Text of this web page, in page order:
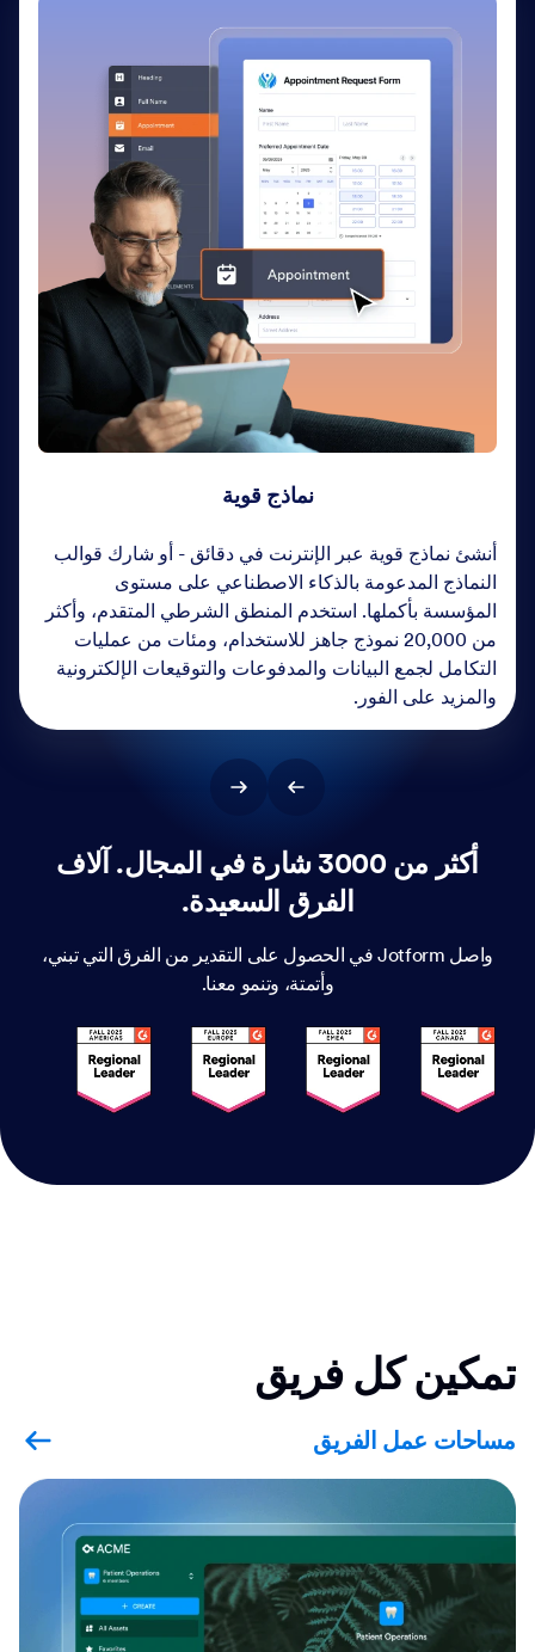
سير العمل
حوّل العمليات الورقية إلى تجارب آلية وآمنة. استخدم
النماذج الإلكترونية والتدفقات القابلة للتخصيص لتعيين
المهام وإرسال رسائل البريد الإلكتروني وتذليل العقبات دون
الحاجة إلى برمجة.
أكثر من 3000 شارة في المجال. آلاف
الفرق السعيدة.
واصل Jotform في الحصول على التقدير من الفرق التي تبني،
وأتمتة، وتنمو معنا.
تمكين كل فريق
مساحات عمل الفريق